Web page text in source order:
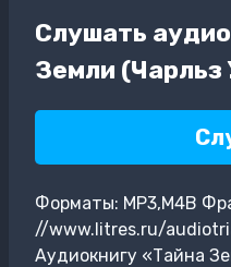
Слушать
Земли (Чарльз
Форматы: MP3,M4B
//www.litres.ru/
Аудиокнигу «Тайна